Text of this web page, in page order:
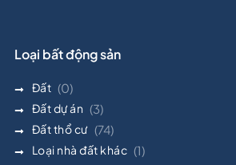
Loại bất động sản
Đất (0)
Đất dự án (3)
Đất thổ cư (74)
Loại nhà đất khác (1)